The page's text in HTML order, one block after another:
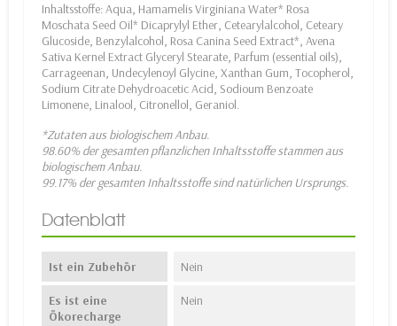
Inhaltsstoffe: Aqua, Hamamelis Virginiana Water* Rosa
Moschata Seed Oil* Dicaprylyl Ether, Cetearylalcohol, Ceteary
Glucoside, Benzylalcohol, Rosa Canina Seed Extract*, Avena
Sativa Kernel Extract Glyceryl Stearate, Parfum (essential oils),
Carrageenan, Undecylenoyl Glycine, Xanthan Gum, Tocopherol,
Sodium Citrate Dehydroacetic Acid, Sodioum Benzoate
Limonene, Linalool, Citronellol, Geraniol.
*Zutaten aus biologischem Anbau.
98.60% der gesamten pflanzlichen Inhaltsstoffe stammen aus
biologischem Anbau.
99.17% der gesamten Inhaltsstoffe sind natürlichen Ursprungs.
Datenblatt
Ist ein Zubehör Nein
Es ist eine
Ökorecharge
Nein